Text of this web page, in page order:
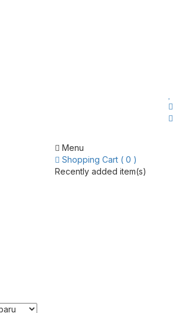
Menu
Shopping Cart ( 0 )
Recently added item(s)